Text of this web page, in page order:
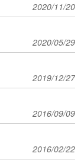
2020/11/20
2020/05/29
2019/12/27
2016/09/09
2016/02/22